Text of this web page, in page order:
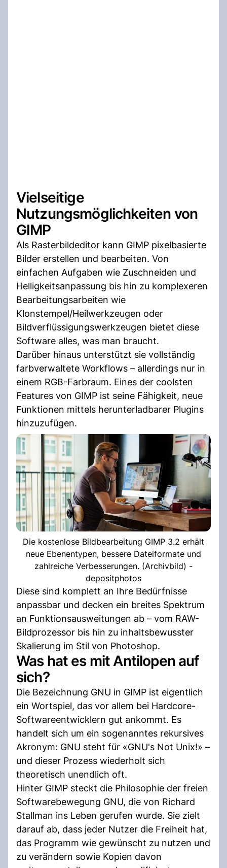
Vielseitige
Nutzungsmöglichkeiten von
GIMP
Als Rasterbildeditor kann GIMP pixelbasierte
Bilder erstellen und bearbeiten. Von
einfachen Aufgaben wie Zuschneiden und
Helligkeitsanpassung bis hin zu komplexeren
Bearbeitungsarbeiten wie
Klonstempel/Heilwerkzeugen oder
Bildverflüssigungswerkzeugen bietet diese
Software alles, was man braucht.
Darüber hinaus unterstützt sie vollständig
farbverwaltete Workflows – allerdings nur in
einem RGB-Farbraum. Eines der coolsten
Features von GIMP ist seine Fähigkeit, neue
Funktionen mittels herunterladbarer Plugins
hinzuzufügen.
Die kostenlose Bildbearbeitung GIMP 3.2 erhält
neue Ebenentypen, bessere Dateiformate und
zahlreiche Verbesserungen. (Archivbild) -
depositphotos
Diese sind komplett an Ihre Bedürfnisse
anpassbar und decken ein breites Spektrum
an Funktionsausweitungen ab – vom RAW-
Bildprozessor bis hin zu inhaltsbewusster
Skalierung im Stil von Photoshop.
Was hat es mit Antilopen auf
sich?
Die Bezeichnung GNU in GIMP ist eigentlich
ein Wortspiel, das vor allem bei Hardcore-
Softwareentwicklern gut ankommt. Es
handelt sich um ein sogenanntes rekursives
Akronym: GNU steht für «GNU's Not Unix!» –
und dieser Prozess wiederholt sich
theoretisch unendlich oft.
Hinter GIMP steckt die Philosophie der freien
Softwarebewegung GNU, die von Richard
Stallman ins Leben gerufen wurde. Sie zielt
darauf ab, dass jeder Nutzer die Freiheit hat,
das Programm wie gewünscht zu nutzen und
zu verändern sowie Kopien davon